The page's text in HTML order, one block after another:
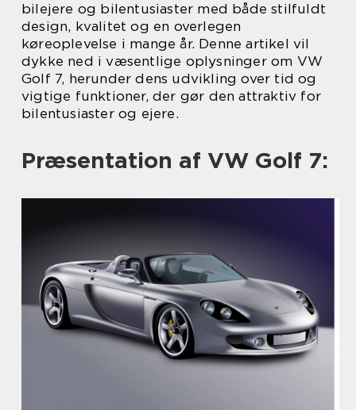
bilejere og bilentusiaster med både stilfuldt
design, kvalitet og en overlegen
køreoplevelse i mange år. Denne artikel vil
dykke ned i væsentlige oplysninger om VW
Golf 7, herunder dens udvikling over tid og
vigtige funktioner, der gør den attraktiv for
bilentusiaster og ejere.
Præsentation af VW Golf 7: